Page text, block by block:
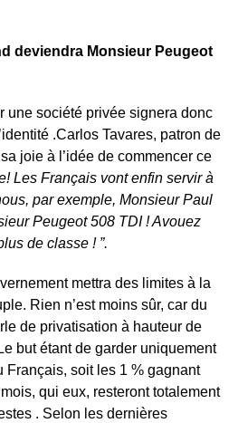
deviendra Monsieur Peugeot
une société privée signera donc
.Carlos Tavares, patron de
joie à l’idée de commencer ce
Les Français vont enfin servir à
par exemple, Monsieur Paul
Peugeot 508 TDI ! Avouez
de classe ! ”.
mettra des limites à la
Rien n’est moins sûr, car du
de privatisation à hauteur de
but étant de garder uniquement
Français, soit les 1 % gagnant
qui eux, resteront totalement
. Selon les dernières